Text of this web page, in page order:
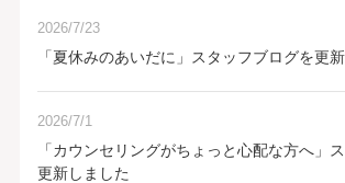
2026/7/23
「夏休みのあいだに」スタッフブログを更
2026/7/1
「カウンセリングがちょっと心配な方へ」
更新しました